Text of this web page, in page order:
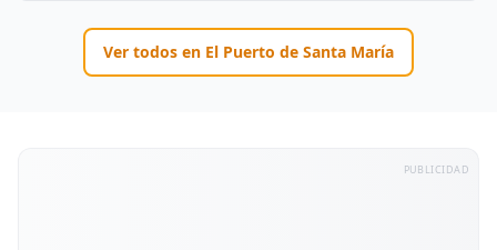
Ver todos en El Puerto de Santa María
PUBLICIDAD